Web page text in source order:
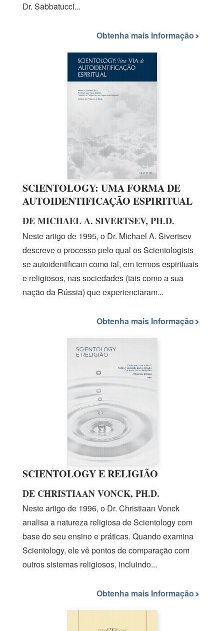
Dr. Sabbatucci...
Obtenha mais Informação
SCIENTOLOGY: UMA FORMA DE
AUTOIDENTIFICAÇÃO ESPIRITUAL
DE MICHAEL A. SIVERTSEV, PH.D.
Neste artigode 1995, o Dr. Michael A. Sivertsev
descreve o processo pelo qual os Scientologists
se autoidentificam como tal, em termos espirituais
e religiosos, nas sociedades (tais como a sua
nação da Rússia) que experienciaram...
Obtenha mais Informação
SCIENTOLOGY E RELIGIÃO
DE CHRISTIAAN VONCK, PH.D.
Neste artigode 1996, o Dr. Christiaan Vonck
analisa a natureza religiosa de Scientology com
base do seu ensino e práticas. Quando examina
Scientology, ele vê pontos de comparação com
outros sistemas religiosos, incluindo...
Obtenha mais Informação